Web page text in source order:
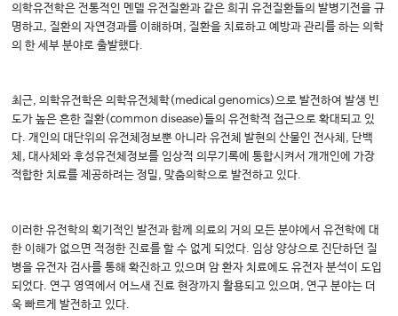
의학유전학은 전통적인 멘델 유전질환과 같은 희귀 유전질환들의 발병기전을 규
명하고, 질환의 자연경과를 이해하며, 질환을 치료하고 예방과 관리를 하는 의학
의 한 세부 분야로 출발했다.
최근, 의학유전학은 의학유전체학(medical genomics)으로 발전하여 발생 빈
도가 높은 흔한 질환(common disease)들의 유전학적 접근으로 확대되고 있
다. 개인의 대단위의 유전체정보뿐 아니라 유전체 발현의 산물인 전사체, 단백
체, 대사체와 후성유전체정보를 임상적 의무기록에 통합시켜서 개개인에 가장
적합한 치료를 제공하려는 정밀, 맞춤의학으로 발전하고 있다.
이러한 유전학의 획기적인 발전과 함께 의료의 거의 모든 분야에서 유전학에 대
한 이해가 없으면 적정한 진료를 할 수 없게 되었다. 임상 양상으로 진단하던 질
병을 유전자 검사를 통해 확진하고 있으며 암 환자 치료에도 유전자 분석이 도입
되었다. 연구 영역에서 어느새 진료 현장까지 활용되고 있으며, 연구 분야는 더
욱 빠르게 발전하고 있다.